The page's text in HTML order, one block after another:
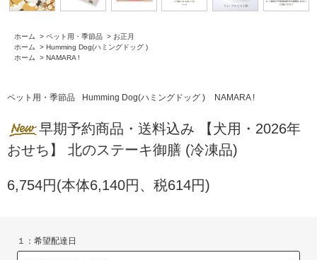
ホーム > ペット用・季節品 > お正月
ホーム
> Humming Dog(ハミングドッグ )
ホーム
> NAMARA !
ペット用・季節品 Humming Dog(ハミングドッグ ) NAMARA !
早期予約商品・送料込み 【犬用・2026年
おせち】 北のステーキ御膳 (冷凍品)
6,754円(本体6,140円、税614円)
１：希望配達日